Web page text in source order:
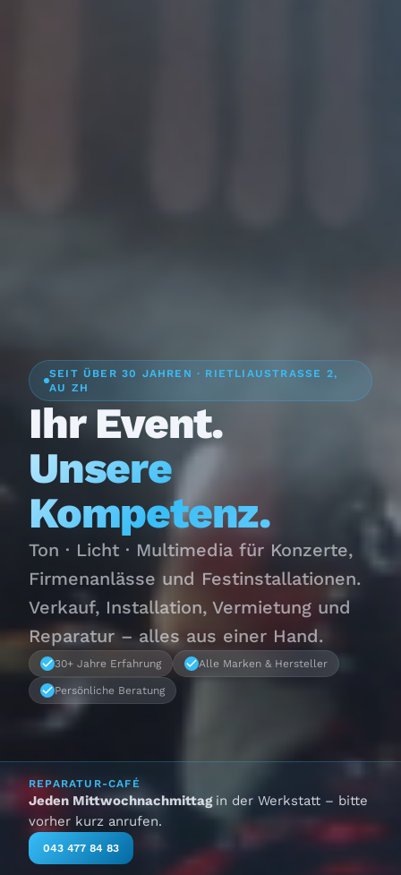
SEIT ÜBER 30 JAHREN · RIETLIAUSTRASSE 2,
AU ZH
Ihr Event.
Unsere
Kompetenz.
Ton · Licht · Multimedia für Konzerte,
Firmenanlässe und Festinstallationen.
Verkauf, Installation, Vermietung und
Reparatur – alles aus einer Hand.
30+ Jahre Erfahrung Alle Marken & Hersteller
Persönliche Beratung
REPARATUR-CAFÉ
Jeden Mittwochnachmittag in der Werkstatt – bitte
vorher kurz anrufen.
043 477 84 83